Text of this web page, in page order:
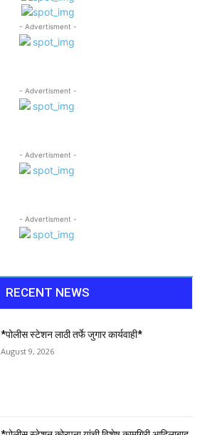
- Advertisment -
- Advertisment -
- Advertisment -
- Advertisment -
RECENT NEWS
*पोलीस स्टेशन लाठी तर्फे जुगार कार्यवाही*
August 9, 2026